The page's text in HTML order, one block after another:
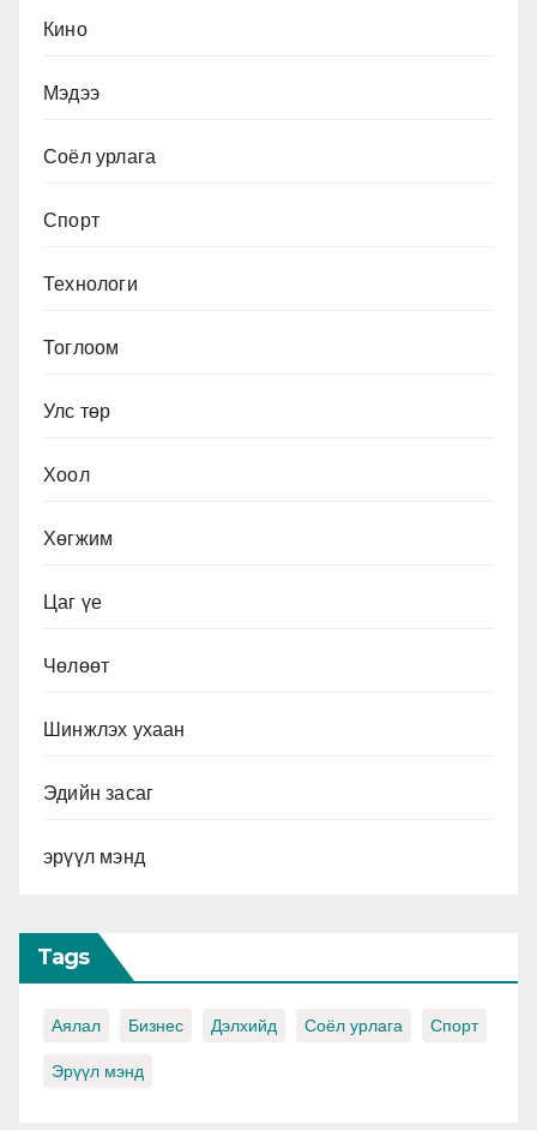
Кино
Мэдээ
Соёл урлага
Спорт
Технологи
Тоглоом
Улс төр
Хоол
Хөгжим
Цаг үе
Чөлөөт
Шинжлэх ухаан
Эдийн засаг
эрүүл мэнд
Tags
Аялал Бизнес Дэлхийд Соёл урлага Спорт
Эрүүл мэнд